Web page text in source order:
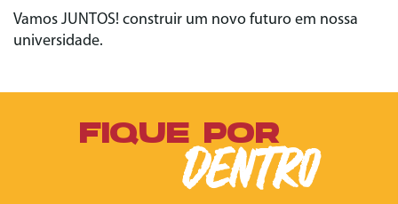
Vamos JUNTOS! construir um novo futuro em nossa
universidade.
FIQUE POR
DENTRO